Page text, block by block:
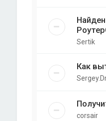
Sertik
Как
corsair